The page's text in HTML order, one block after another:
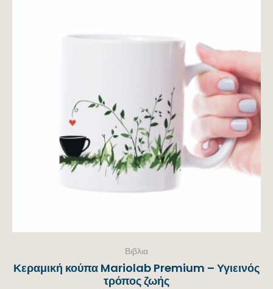
Βιβλια
Κεραμική κούπα Mariolab Premium – Υγιεινός
τρόπος ζωής